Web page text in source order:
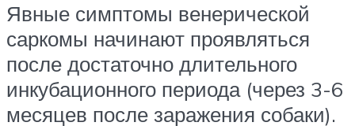
Явные симптомы венерической
саркомы начинают проявляться
после достаточно длительного
инкубационного периода (через 3-6
месяцев после заражения собаки).